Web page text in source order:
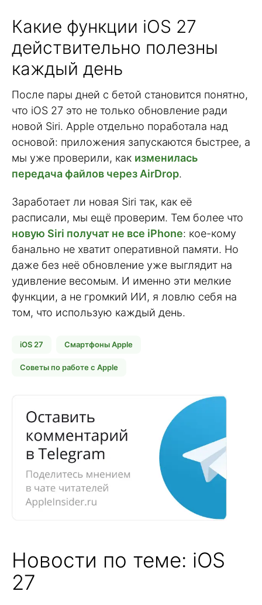
Какие функции iOS 27
действительно полезны
каждый день
После пары дней с бетой становится понятно,
что iOS 27 это не только обновление ради
новой Siri. Apple отдельно поработала над
основой: приложения запускаются быстрее, а
мы уже проверили, как изменилась
передача файлов через AirDrop.
Заработает ли новая Siri так, как её
расписали, мы ещё проверим. Тем более что
новую Siri получат не все iPhone: кое-кому
банально не хватит оперативной памяти. Но
даже без неё обновление уже выглядит на
удивление весомым. И именно эти мелкие
функции, а не громкий ИИ, я ловлю себя на
том, что использую каждый день.
iOS 27 Смартфоны Apple
Советы по работе с Apple
Новости по теме: iOS
27